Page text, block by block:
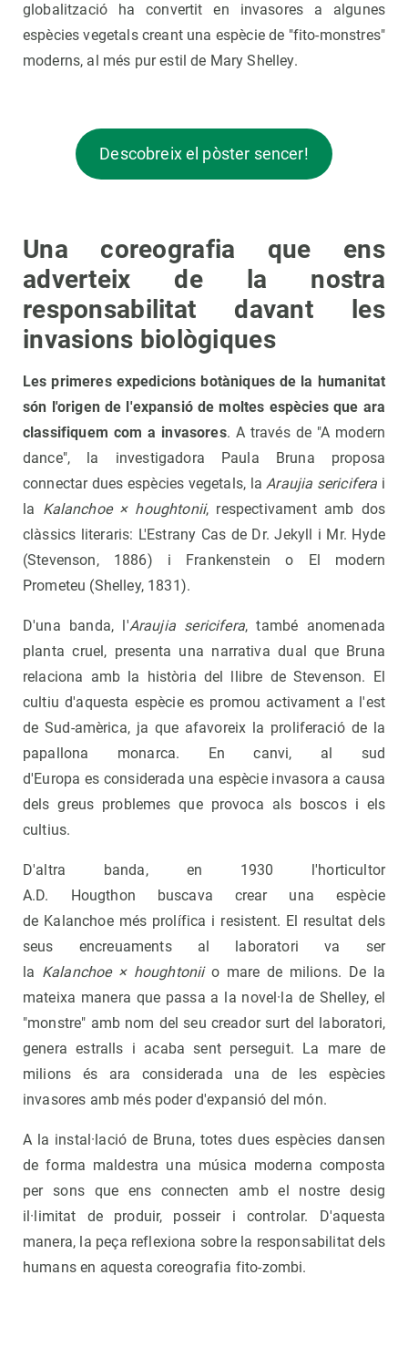
globalització ha convertit en invasores a algunes
espècies vegetals creant una espècie de "fito-monstres"
moderns, al més pur estil de Mary Shelley.
Descobreix el pòster sencer!
Una coreografia que ens
adverteix de la nostra
responsabilitat davant les
invasions biològiques
Les primeres expedicions botàniques de la humanitat
són l'origen de l'expansió de moltes espècies que ara
classifiquem com a invasores. A través de "A modern
dance", la investigadora Paula Bruna proposa
connectar dues espècies vegetals, laAraujia sericifera i
la Kalanchoe × houghtonii, respectivament amb dos
clàssics literaris: L'Estrany Cas de Dr. Jekyll i Mr. Hyde
(Stevenson, 1886) i Frankenstein o El modern
Prometeu (Shelley, 1831).
D'una banda, l'Araujia sericifera, també anomenada
planta cruel, presenta una narrativa dual que Bruna
relaciona amb la història del llibre de Stevenson. El
cultiu d'aquesta espècie es promou activament a l'est
de Sud-amèrica, ja que afavoreix la proliferació de la
papallona monarca. En canvi, al sud
d'Europa es considerada una espècie invasora a causa
dels greus problemes que provoca als boscos i els
cultius.
D'altra banda, en 1930 l'horticultor
A.D. Hougthon buscava crear una espècie
de Kalanchoe més prolífica i resistent. El resultat dels
seus encreuaments al laboratori va ser
la Kalanchoe × houghtoniio mare de milions. De la
mateixa manera que passa a la novel·la de Shelley, el
"monstre" amb nom del seu creador surt del laboratori,
genera estralls i acaba sent perseguit. La mare de
milions és ara considerada una de les espècies
invasores amb més poder d'expansió del món.
A la instal·lació de Bruna, totes dues espècies dansen
de forma maldestra una música moderna composta
per sons que ens connecten amb el nostre desig
il·limitat de produir, posseir i controlar. D'aquesta
manera, la peça reflexiona sobre la responsabilitat dels
humans en aquesta coreografia fito-zombi.